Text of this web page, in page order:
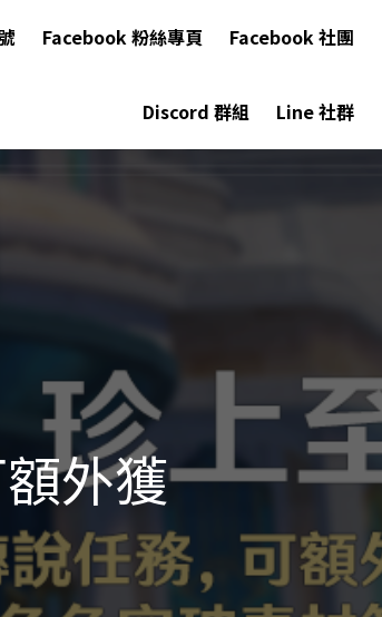
Facebook 粉絲專頁 Facebook 社團
Discord 群組 Line 社群
外獲